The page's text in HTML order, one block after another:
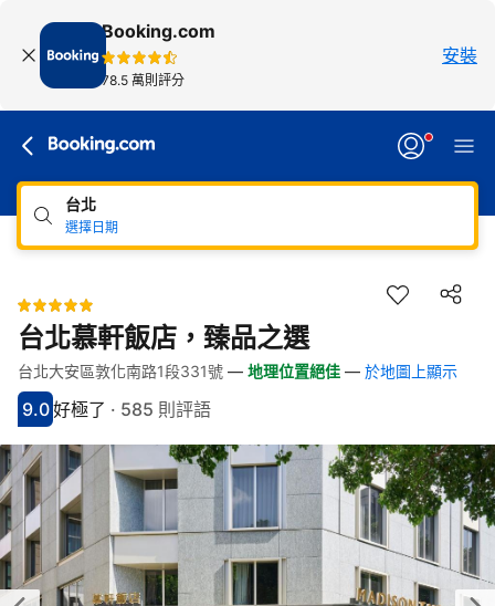
Booking.com
78.5 萬則評分
安裝
台北
選擇日期
台北慕軒飯店，臻品之選
快速連結
跳至住宿介紹
跳至熱門設施
跳至客房類型
跳至訂房政策
台北大安區敦化南路1段331號 — 地理位置絕佳 — 於地圖上顯示
分數9分
9.0
評比好極了
好極了 · 585 則評語